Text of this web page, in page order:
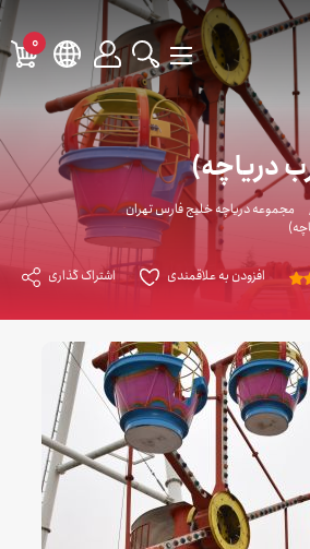
0
دریاچه)
مجموعه دریاچه خلیج فارس تهران
افزودن به علاقمندی اشتراک گذاری